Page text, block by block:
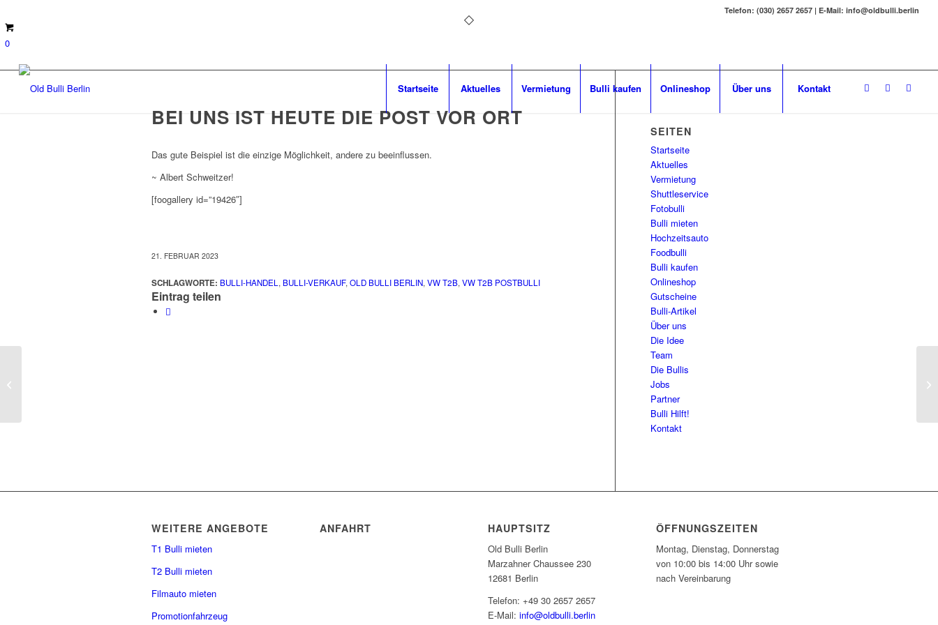
Telefon: (030) 2657 2657 | E-Mail: info@oldbulli.berlin
0
Startseite Aktuelles Vermietung Bulli kaufen Onlineshop Über uns Kontakt
BEI UNS IST HEUTE DIE POST VOR ORT
Das gute Beispiel ist die einzige Möglichkeit, andere zu beeinflussen.
~ Albert Schweitzer!
[foogallery id=”19426″]
21. FEBRUAR 2023
SCHLAGWORTE: BULLI-HANDEL, BULLI-VERKAUF,OLD BULLI BERLIN,VW T2B,VW T2B POSTBULLI
Eintrag teilen
SEITEN
Startseite
Aktuelles
Vermietung
Shuttleservice
Fotobulli
Bulli mieten
Hochzeitsauto
Foodbulli
Bulli kaufen
Onlineshop
Gutscheine
Bulli-Artikel
Über uns
Die Idee
Team
Die Bullis
Jobs
Partner
Bulli Hilft!
Kontakt
WEITERE ANGEBOTE
T1 Bulli mieten
T2 Bulli mieten
Filmauto mieten
Promotionfahrzeug
ANFAHRT HAUPTSITZ
Old Bulli Berlin
Marzahner Chaussee 230
12681 Berlin
Telefon: +49 30 2657 2657
E-Mail:info@oldbulli.berlin
ÖFFNUNGSZEITEN
Montag, Dienstag, Donnerstag
von 10:00 bis 14:00 Uhr sowie
nach Vereinbarung